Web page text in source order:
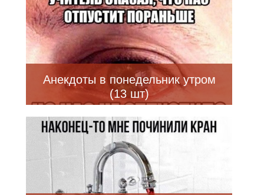
Анекдоты в понедельник утром
(13 шт)